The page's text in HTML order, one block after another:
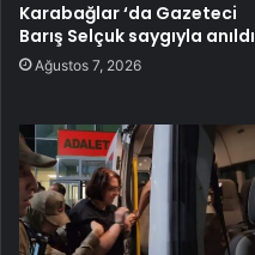
Karabağlar ‘da Gazeteci
Barış Selçuk saygıyla anıldı
Ağustos 7, 2026